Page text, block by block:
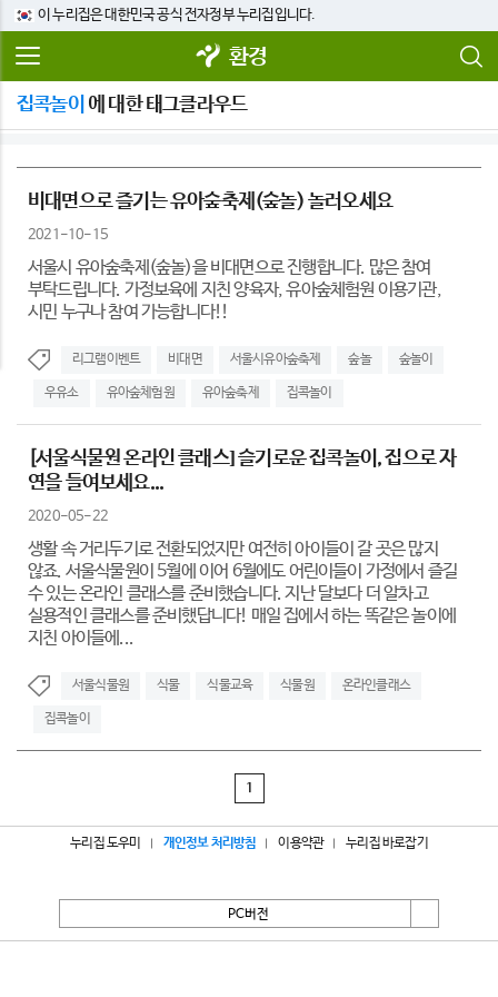
이 누리집은 대한민국 공식 전자정부 누리집입니다.
환경
집콕놀이 에 대한 태그클라우드
비대면으로 즐기는 유아숲축제(숲놀) 놀러오세요
2021-10-15
서울시 유아숲축제(숲놀)을 비대면으로 진행합니다. 많은 참여
부탁드립니다. 가정보육에 지친 양육자, 유아숲체험원 이용기관,
시민 누구나 참여 가능합니다!!
리그램이벤트 비대면 서울시유아숲축제 숲놀 숲놀이
우유소 유아숲체험원 유아숲축제 집콕놀이
[서울식물원 온라인 클래스] 슬기로운 집콕놀이, 집으로 자
연을 들여보세요...
2020-05-22
생활 속 거리두기로 전환되었지만 여전히 아이들이 갈 곳은 많지
않죠. 서울식물원이 5월에 이어 6월에도 어린이들이 가정에서 즐길
수 있는 온라인 클래스를 준비했습니다. 지난 달보다 더 알차고
실용적인 클래스를 준비했답니다! 매일 집에서 하는 똑같은 놀이에
지친 아이들에...
서울식물원 식물 식물교육 식물원 온라인클래스
집콕놀이
1
누리집 도우미 개인정보 처리방침 이용약관 누리집 바로잡기
PC버전